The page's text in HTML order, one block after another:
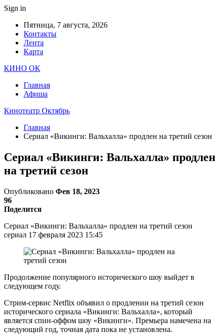
Sign in
Пятница, 7 августа, 2026
Контакты
Лента
Карта
КИНО ОК
Главная
Афиша
Кинотеатр Октябрь
Главная
Сериал «Викинги: Вальхалла» продлен на третий сезон
Сериал «Викинги: Вальхалла» продлен
на третий сезон
Опубликовано Фев 18, 2023
96
Поделится
Сериал «Викинги: Вальхалла» продлен на третий сезон
сериал 17 февраля 2023 15:45
Продолжение популярного исторического шоу выйдет в
следующем году.
Стрим-сервис Netflix объявил о продлении на третий сезон
исторического сериала «Викинги: Вальхалла», который
является спин-оффом шоу «Викинги». Премьера намечена на
следующий год, точная дата пока не установлена.